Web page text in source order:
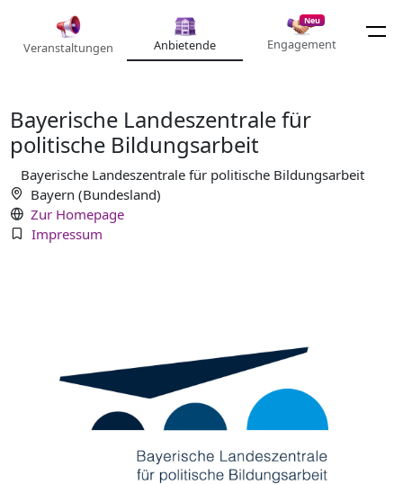
Veranstaltungen Anbietende
Neu
Engagement
Bayerische Landeszentrale für
politische Bildungsarbeit
Bayerische Landeszentrale für politische Bildungsarbeit
Bayern (Bundesland)
Zur Homepage
Impressum